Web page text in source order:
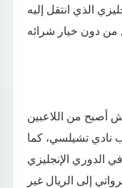
الذي انتقل إليه
أصبح من اللاعبين
نادي تشيلسي، كما
الدوري الإنجليزي
إلى الريال غير